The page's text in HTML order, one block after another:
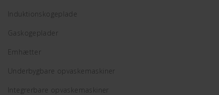
Induktionskogeplade
Gaskogeplader
Emhætter
Underbygbare opvaskemaskiner
Integrerbare opvaskemaskiner